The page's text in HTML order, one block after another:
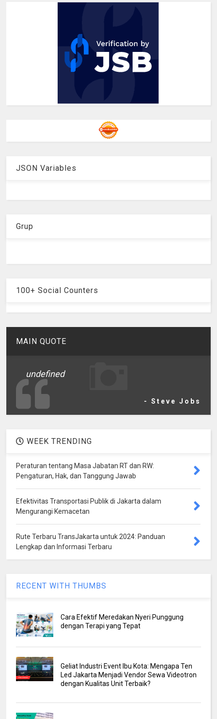
JSON Variables
Grup
100+ Social Counters
MAIN QUOTE
undefined
- Steve Jobs
WEEK TRENDING
Peraturan tentang Masa Jabatan RT dan RW:
Pengaturan, Hak, dan Tanggung Jawab
Efektivitas Transportasi Publik di Jakarta dalam
Mengurangi Kemacetan
Rute Terbaru TransJakarta untuk 2024: Panduan
Lengkap dan Informasi Terbaru
RECENT WITH THUMBS
Cara Efektif Meredakan Nyeri Punggung
dengan Terapi yang Tepat
Geliat Industri Event Ibu Kota: Mengapa Ten
Led Jakarta Menjadi Vendor Sewa Videotron
dengan Kualitas Unit Terbaik?